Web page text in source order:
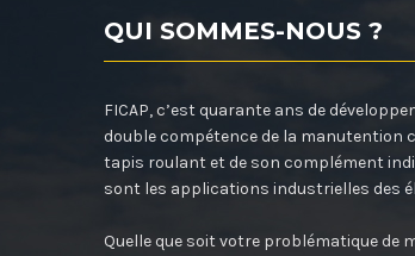
QUI SOMMES-NOUS ?
FICAP, c’est quarante ans de
double compétence de la manutention
tapis roulant et de son complément
sont les applications industrielles des
Quelle que soit votre problématique de